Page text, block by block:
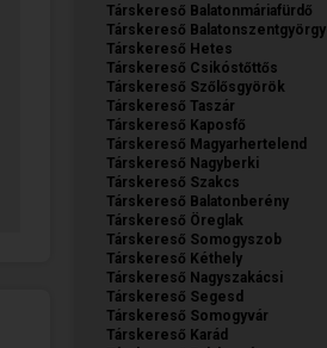
Társkereső Balatonmáriafürdő
Társkereső Balatonszentgyörgy
Társkereső Hetes
Társkereső Csikóstőttős
Társkereső Szőlősgyörök
Társkereső Taszár
Társkereső Kaposfő
Társkereső Magyarhertelend
Társkereső Nagyberki
Társkereső Szakcs
Társkereső Balatonberény
Társkereső Öreglak
Társkereső Somogyszob
Társkereső Kéthely
Társkereső Nagyszakácsi
Társkereső Segesd
Társkereső Somogyvár
Társkereső Karád